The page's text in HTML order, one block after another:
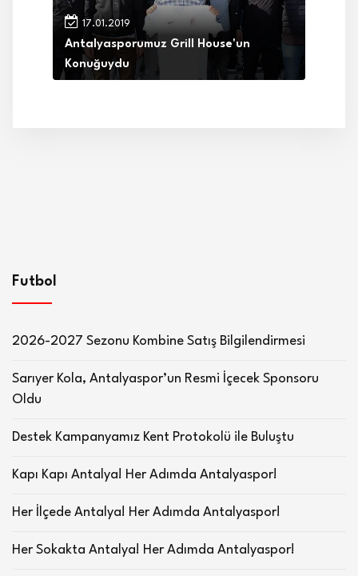
17.01.2019
Antalyasporumuz Grill House'un
Konuğuydu
Futbol
2026-2027 Sezonu Kombine Satış Bilgilendirmesi
Sarıyer Kola, Antalyaspor’un Resmi İçecek Sponsoru
Oldu
Destek Kampanyamız Kent Protokolü ile Buluştu
Kapı Kapı Antalya! Her Adımda Antalyaspor!
Her İlçede Antalya! Her Adımda Antalyaspor!
Her Sokakta Antalya! Her Adımda Antalyaspor!